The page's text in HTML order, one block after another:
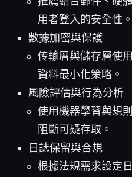
用者登入的安全性。
數據加密與保護
传輸層與儲存層使
資料最小化策略。
風險評估與行為分析
使用機器學習與規
阻斷可疑存取。
日誌保留與合規
根據法規需求設定